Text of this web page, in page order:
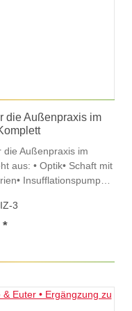
die Außenpraxis im
• Komplett
die Außenpraxis im
Transportkoffer
3
*